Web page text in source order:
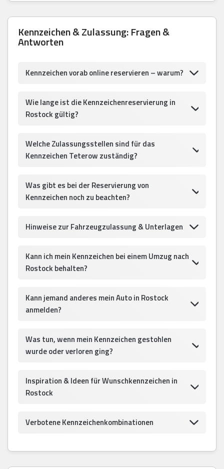
Kennzeichen & Zulassung: Fragen &
Antworten
Kennzeichen vorab online reservieren – warum?
Wie lange ist die Kennzeichenreservierung in
Rostock gültig?
Welche Zulassungsstellen sind für das
Kennzeichen Teterow zuständig?
Was gibt es bei der Reservierung von
Kennzeichen noch zu beachten?
Hinweise zur Fahrzeugzulassung & Unterlagen
Kann ich mein Kennzeichen bei einem Umzug nach
Rostock behalten?
Kann jemand anderes mein Auto in Rostock
anmelden?
Was tun, wenn mein Kennzeichen gestohlen
wurde oder verloren ging?
Inspiration & Ideen für Wunschkennzeichen in
Rostock
Verbotene Kennzeichenkombinationen